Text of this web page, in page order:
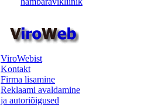
ViroWebist
Kontakt
Firma lisamine
Reklaami avaldamine
ja autoriõigused